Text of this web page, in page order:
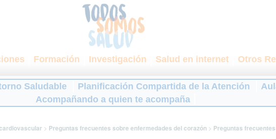
Formación Investigación Salud en internet Otros
Saludable Planificación Compartida de la Atención
Acompañando a quien te acompaña
> Preguntas frecuentes sobre enfermedades del corazón> Preguntas